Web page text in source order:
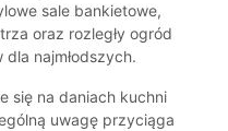
sale bankietowe,
oraz rozległy ogród
najmłodszych.
się na daniach kuchni
uwagę przyciąga